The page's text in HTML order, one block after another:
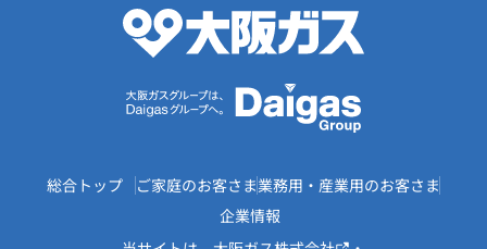
総合トップ ご家庭のお客さま業務用・産業用のお客さま
企業情報